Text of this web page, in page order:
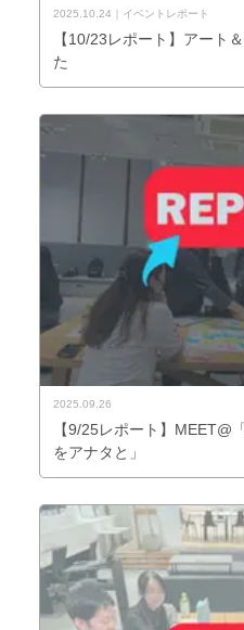
2025.10.24 イベントレポート
【10/23レポート】アート
た
2025.09.26
【9/25レポート】MEET@
をアナタと」